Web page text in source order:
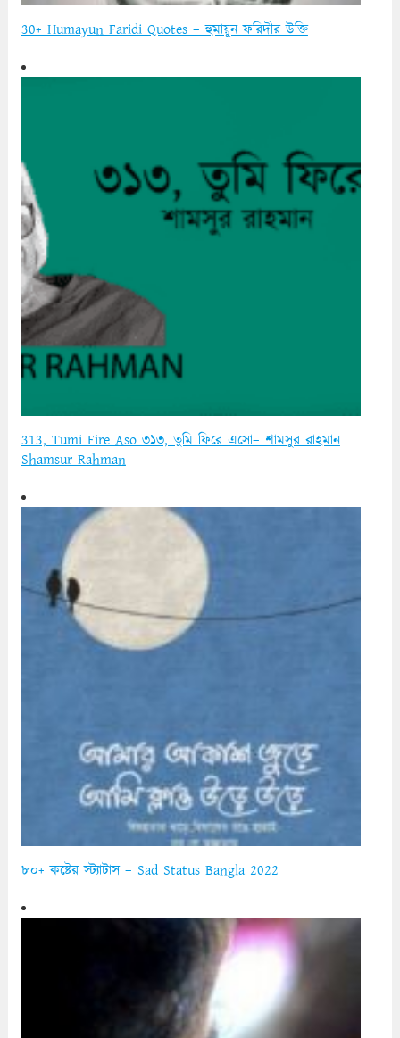
30+ Humayun Faridi Quotes – হুমায়ুন ফরিদীর উক্তি
313, Tumi Fire Aso ৩১৩, তুমি ফিরে এসো– শামসুর রাহমান
Shamsur Rahman
৮০+ কষ্টের স্ট্যাটাস – Sad Status Bangla 2022